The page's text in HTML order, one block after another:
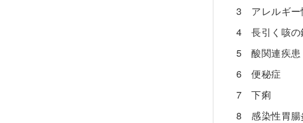
3 アレルギー
4 長引く咳の
5 酸関連疾患
6 便秘症
7 下痢
8 感染性胃腸